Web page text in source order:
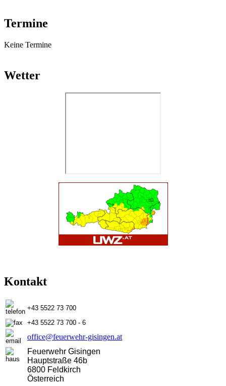
Termine
Keine Termine
Wetter
Kontakt
+43 5522 73 700
+43 5522 73 700 - 6
office@feuerwehr-gisingen.at
Feuerwehr Gisingen
Hauptstraße 46b
6800 Feldkirch
Österreich